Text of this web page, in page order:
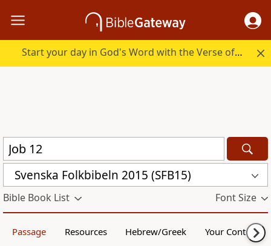
Start your day in God's Word with the Verse of the Day.
Svenska Folkbibeln 2015 (SFB15)
Bible Book List Font Size
Passage Resources Hebrew/Greek Your Content